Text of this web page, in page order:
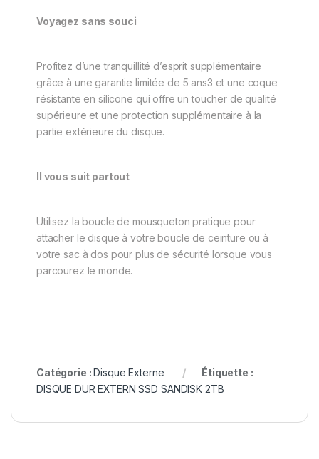
Voyagez sans souci
Profitez d’une tranquillité d’esprit supplémentaire
grâce à une garantie limitée de 5 ans3 et une coque
résistante en silicone qui offre un toucher de qualité
supérieure et une protection supplémentaire à la
partie extérieure du disque.
Il vous suit partout
Utilisez la boucle de mousqueton pratique pour
attacher le disque à votre boucle de ceinture ou à
votre sac à dos pour plus de sécurité lorsque vous
parcourez le monde.
Catégorie :Disque Externe
Étiquette :
DISQUE DUR EXTERN SSD SANDISK 2TB